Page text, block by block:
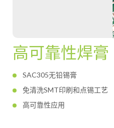
高可靠性焊膏
SAC305无铅锡膏
免清洗SMT印刷和点锡工艺
高可靠性应用